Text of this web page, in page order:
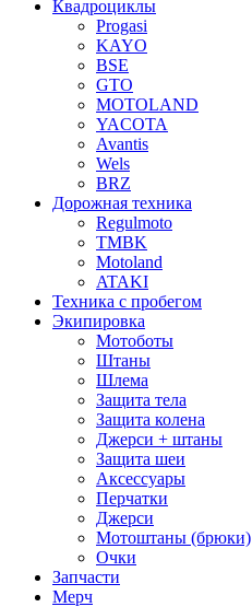
Квадроциклы
Progasi
KAYO
BSE
GTO
MOTOLAND
YACOTA
Avantis
Wels
BRZ
Дорожная техника
Regulmoto
TMBK
Motoland
ATAKI
Техника с пробегом
Экипировка
Мотоботы
Штаны
Шлема
Защита тела
Защита колена
Джерси + штаны
Защита шеи
Аксессуары
Перчатки
Джерси
Мотоштаны (брюки)
Очки
Запчасти
Мерч